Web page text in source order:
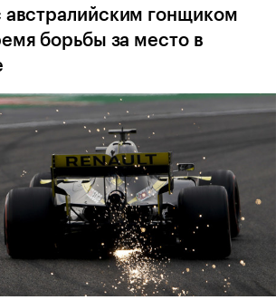
австралийским гонщиком
борьбы за место в